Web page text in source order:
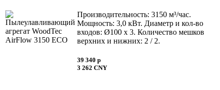
Производительность: 3150 м³/час.
Мощность: 3,0 кВт. Диаметр и кол-во
входов: Ø100 х 3. Количество мешков
верхних и нижних: 2 / 2.
39 340 p
3 262 CNY